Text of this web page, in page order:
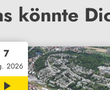
könnte
7
2026